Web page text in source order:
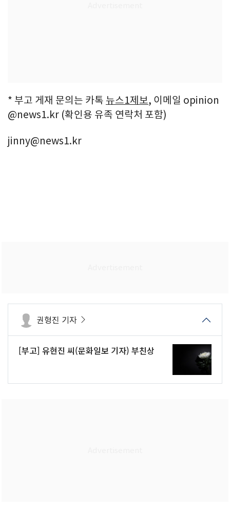
* 부고 게재 문의는 카톡 뉴스1제보, 이메일 opinion
@news1.kr (확인용 유족 연락처 포함)
jinny@news1.kr
권형진 기자
[부고] 유현진 씨(문화일보 기자) 부친상